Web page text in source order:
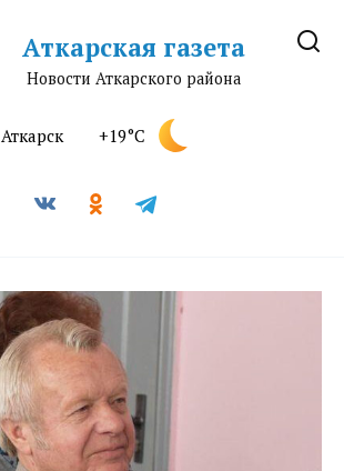
Аткарская газета
Новости Аткарского района
Аткарск +19°C